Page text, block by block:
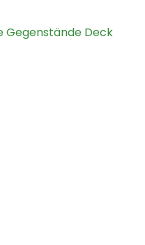
Gegenstände Deck